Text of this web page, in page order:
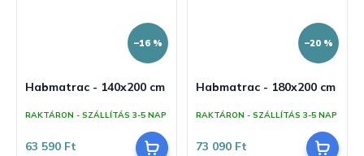
–16 %
Habmatrac - 140x200 cm
RAKTÁRON - SZÁLLÍTÁS 3-5 NAP
63 590 Ft
–20 %
Habmatrac - 180x200 cm
RAKTÁRON - SZÁLLÍTÁS 3-5 NAP
73 090 Ft